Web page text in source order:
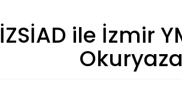
İZSİAD ile İzmir